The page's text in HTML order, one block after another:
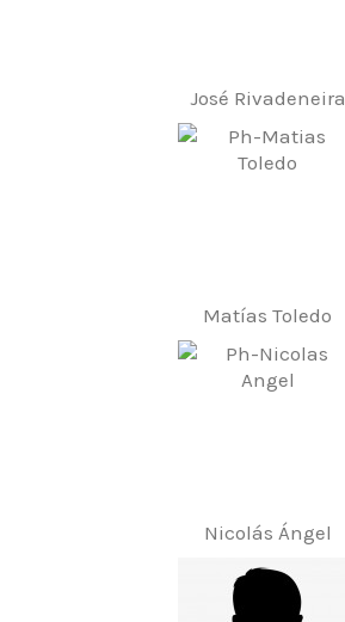
José Rivadeneira
Matías Toledo
Nicolás Ángel